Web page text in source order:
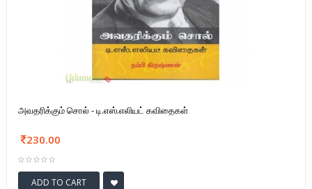
அவதரிக்கும் சொல் - டி.எஸ்.எலியட் கவிதைகள்
230.00
ADD TO CART